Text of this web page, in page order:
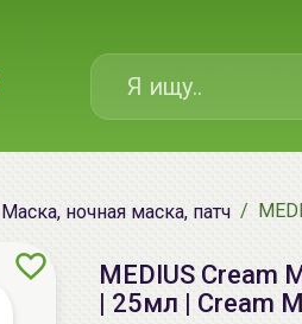
Маска, ночная маска, патч
MEDIUS
| 25мл | Cream